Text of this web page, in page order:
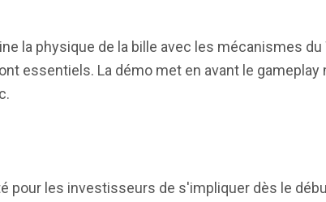
la physique de la bille avec les mécanismes
essentiels. La démo met en avant le
les investisseurs de s'impliquer dès le